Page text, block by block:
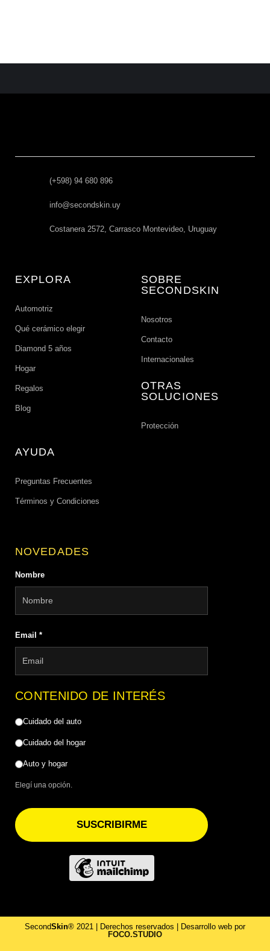
(+598) 94 680 896
info@secondskin.uy
Costanera 2572, Carrasco Montevideo, Uruguay
EXPLORA
Automotriz
Qué cerámico elegir
Diamond 5 años
Hogar
Regalos
Blog
SOBRE
SECONDSKIN
Nosotros
Contacto
Internacionales
OTRAS
SOLUCIONES
Protección
AYUDA
Preguntas Frecuentes
Términos y Condiciones
NOVEDADES
Nombre
Email *
CONTENIDO DE INTERÉS
Cuidado del auto
Cuidado del hogar
Auto y hogar
Elegí una opción.
SUSCRIBIRME
SecondSkin® 2021 | Derechos reservados | Desarrollo web por
FOCO.STUDIO